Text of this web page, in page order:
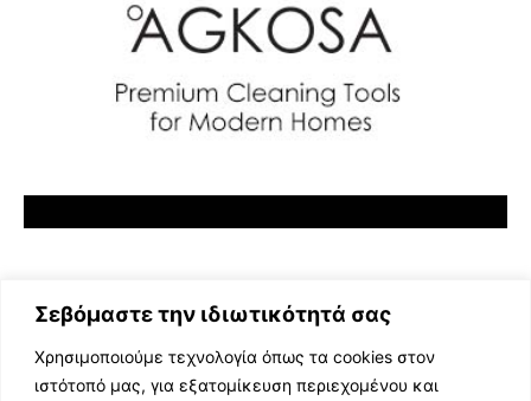
Σεβόμαστε την ιδιωτικότητά σας
Χρησιμοποιούμε τεχνολογία όπως τα cookies στον
ιστότοπό μας, για εξατομίκευση περιεχομένου και